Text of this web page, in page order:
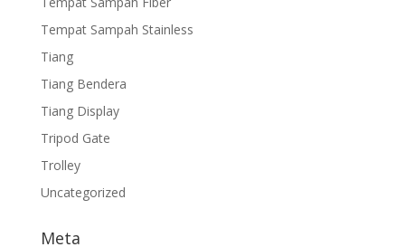
Tempat Sampah Stainless
Tiang
Tiang Bendera
Tiang Display
Tripod Gate
Trolley
Uncategorized
Meta